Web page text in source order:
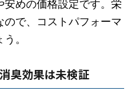
安めの価格設定です。栄
で、コストパフォーマ
。
臭効果は未検証